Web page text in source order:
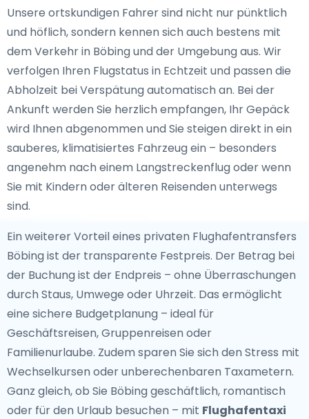
Unsere ortskundigen Fahrer sind nicht nur pünktlich
und höflich, sondern kennen sich auch bestens mit
dem Verkehr in Böbing und der Umgebung aus. Wir
verfolgen Ihren Flugstatus in Echtzeit und passen die
Abholzeit bei Verspätung automatisch an. Bei der
Ankunft werden Sie herzlich empfangen, Ihr Gepäck
wird Ihnen abgenommen und Sie steigen direkt in ein
sauberes, klimatisiertes Fahrzeug ein – besonders
angenehm nach einem Langstreckenflug oder wenn
Sie mit Kindern oder älteren Reisenden unterwegs
sind.
Ein weiterer Vorteil eines privaten Flughafentransfers
Böbing ist der transparente Festpreis. Der Betrag bei
der Buchung ist der Endpreis – ohne Überraschungen
durch Staus, Umwege oder Uhrzeit. Das ermöglicht
eine sichere Budgetplanung – ideal für
Geschäftsreisen, Gruppenreisen oder
Familienurlaube. Zudem sparen Sie sich den Stress mit
Wechselkursen oder unberechenbaren Taxametern.
Ganz gleich, ob Sie Böbing geschäftlich, romantisch
oder für den Urlaub besuchen – mit Flughafentaxi